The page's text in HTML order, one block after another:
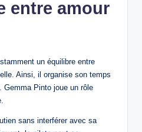
entre amour
un équilibre entre
Ainsi, il organise son temps
Gemma Pinto joue un rôle
sans interférer avec sa